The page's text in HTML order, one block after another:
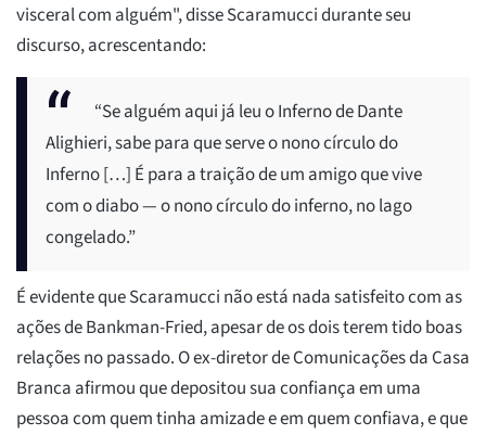
visceral com alguém", disse Scaramucci durante seu
discurso, acrescentando:
“Se alguém aqui já leu o Inferno de Dante
Alighieri, sabe para que serve o nono círculo do
Inferno […] É para a traição de um amigo que vive
com o diabo — o nono círculo do inferno, no lago
congelado.”
É evidente que Scaramucci não está nada satisfeito com as
ações de Bankman-Fried, apesar de os dois terem tido boas
relações no passado. O ex-diretor de Comunicações da Casa
Branca afirmou que depositou sua confiança em uma
pessoa com quem tinha amizade e em quem confiava, e que